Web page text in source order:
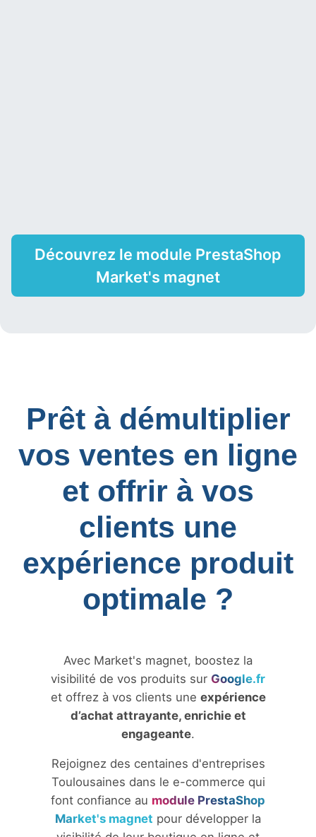
Découvrez le module PrestaShop
Market's magnet
Prêt à démultiplier
vos ventes en ligne
et offrir à vos
clients une
expérience produit
optimale ?
Avec Market's magnet, boostez la
visibilité de vos produits sur Google.fr
et offrez à vos clients une expérience
d’achat attrayante, enrichie et
engageante.
Rejoignez des centaines d'entreprises
Toulousaines dans le e-commerce qui
font confiance au module PrestaShop
Market's magnet pour développer la